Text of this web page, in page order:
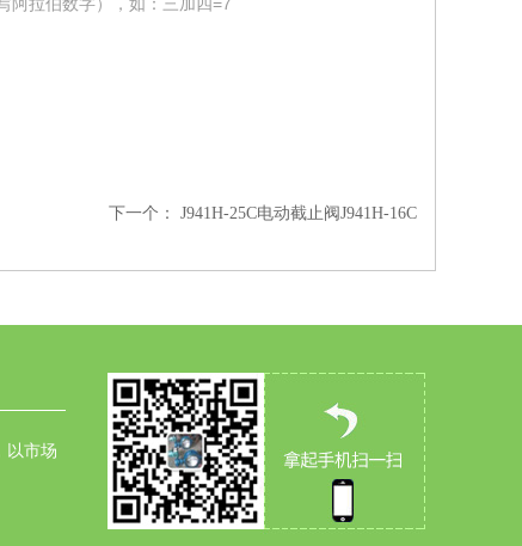
下一个： J941H-25C电动截止阀J941H-16C
以市场